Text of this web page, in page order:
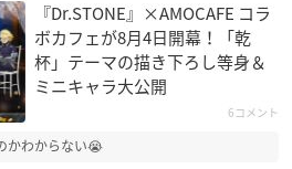
『Dr.STONE』×AMOCAFE コラ
ボカフェが8月4日開幕！「乾
杯」テーマの描き下ろし等身＆
ミニキャラ大公開
6コメント
かわからない😭